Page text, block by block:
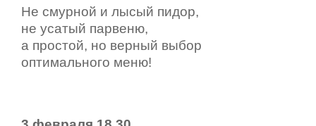
Не смурной и лысый пидор,
не усатый парвеню,
а простой, но верный выбор
оптимального меню!